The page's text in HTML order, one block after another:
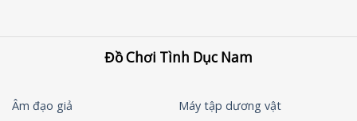
Đồ Chơi Tình Dục Nam
Âm đạo giả
Máy tập dương vật